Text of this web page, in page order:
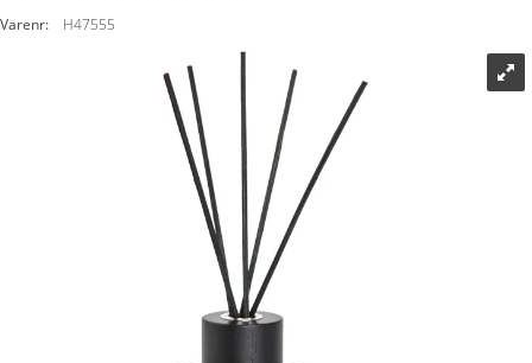
Varenr: H47555